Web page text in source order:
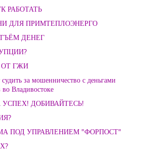
РАБОТАТЬ
ДЛЯ ПРИМТЕПЛОЭНЕРГО
ДЕНЕГ
ОТ ГЖИ
за мошенничество с деньгами
Владивостоке
ДОБИВАЙТЕСЬ!
ПОД УПРАВЛЕНИЕМ "ФОРПОСТ"